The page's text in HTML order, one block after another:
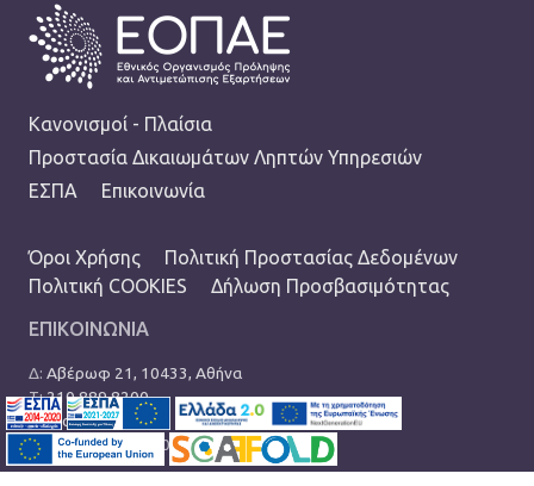
FOOTER
Κανονισμοί - Πλαίσια
Προστασία Δικαιωμάτων Ληπτών Υπηρεσιών
ΕΣΠΑ
Επικοινωνία
TERMS MENU
Όροι Χρήσης
Πολιτική Προστασίας Δεδομένων
Πολιτική COOKIES
Δήλωση Προσβασιμότητας
ΕΠΙΚΟΙΝΩΝΙΑ
Δ: Αβέρωφ 21, 10433, Αθήνα
Τ:210 889 8200
Ε:info@eopae.gr
Ωράριο: 08:00-17:00